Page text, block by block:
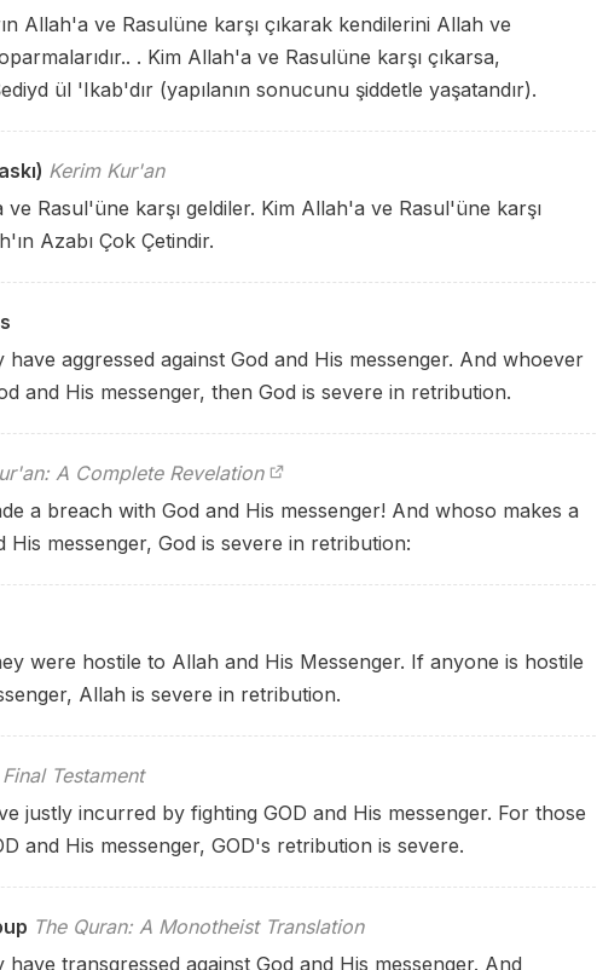
Allah'a ve Rasulüne karşı çıkarak kendilerini Allah ve
. Kim Allah'a ve Rasulüne karşı çıkarsa,
ül 'Ikab'dır (yapılanın sonucunu şiddetle yaşatandır).
Kerim Kur'an
Rasul'üne karşı geldiler. Kim Allah'a ve Rasul'üne karşı
Azabı Çok Çetindir.
have aggressed against God and His messenger. And whoever
and His messenger, then God is severe in retribution.
A Complete Revelation
a breach with God and His messenger! And whoso makes a
His messenger, God is severe in retribution:
were hostile to Allah and His Messenger. If anyone is hostile
Allah is severe in retribution.
Final Testament
justly incurred by fighting GOD and His messenger. For those
and His messenger, GOD's retribution is severe.
The Quran: A Monotheist Translation
have transgressed against God and His messenger. And